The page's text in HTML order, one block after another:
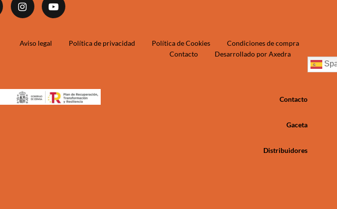
Aviso legal Política de privacidad Política de Cookies
Condiciones de compra
Contacto
Desarrollado por Axedra
Contacto
Gaceta
Distribuidores